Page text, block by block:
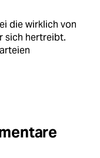
die wirklich von
sich hertreibt.